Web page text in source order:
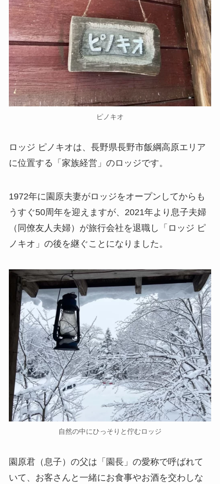
ピノキオ
ロッジ ピノキオは、長野県長野市飯綱高原エリア
に位置する「家族経営」のロッジです。
1972年に園原夫妻がロッジをオープンしてからも
うすぐ50周年を迎えますが、2021年より息子夫婦
（同僚友人夫婦）が旅行会社を退職し「ロッジ ピ
ノキオ」の後を継ぐことになりました。
自然の中にひっそりと佇むロッジ
園原君（息子）の父は「園長」の愛称で呼ばれて
いて、お客さんと一緒にお食事やお酒を交わしな